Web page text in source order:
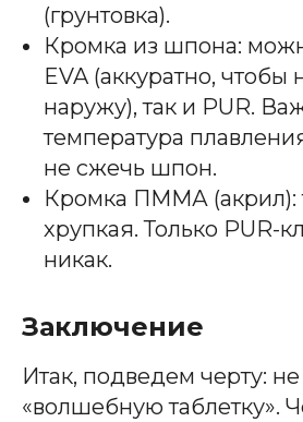
(грунтовка).
Кромка из шпона:
EVA (аккуратно, чтобы
наружу), так и PUR.
температура
не сжечь шпон.
Кромка ПММА (акрил):
хрупкая. Только PUR-
никак.
Заключение
Итак, подведем черту:
«волшебную таблетку».